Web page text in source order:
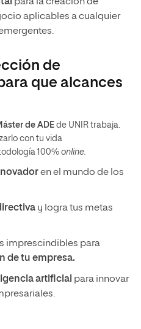
aplicables a cualquier
de
que alcances
de ADE de UNIR trabaja.
con tu vida
100% online.
en el mundo de los
y logra tus metas
imprescindibles para
de tu empresa.
artificial para innovar